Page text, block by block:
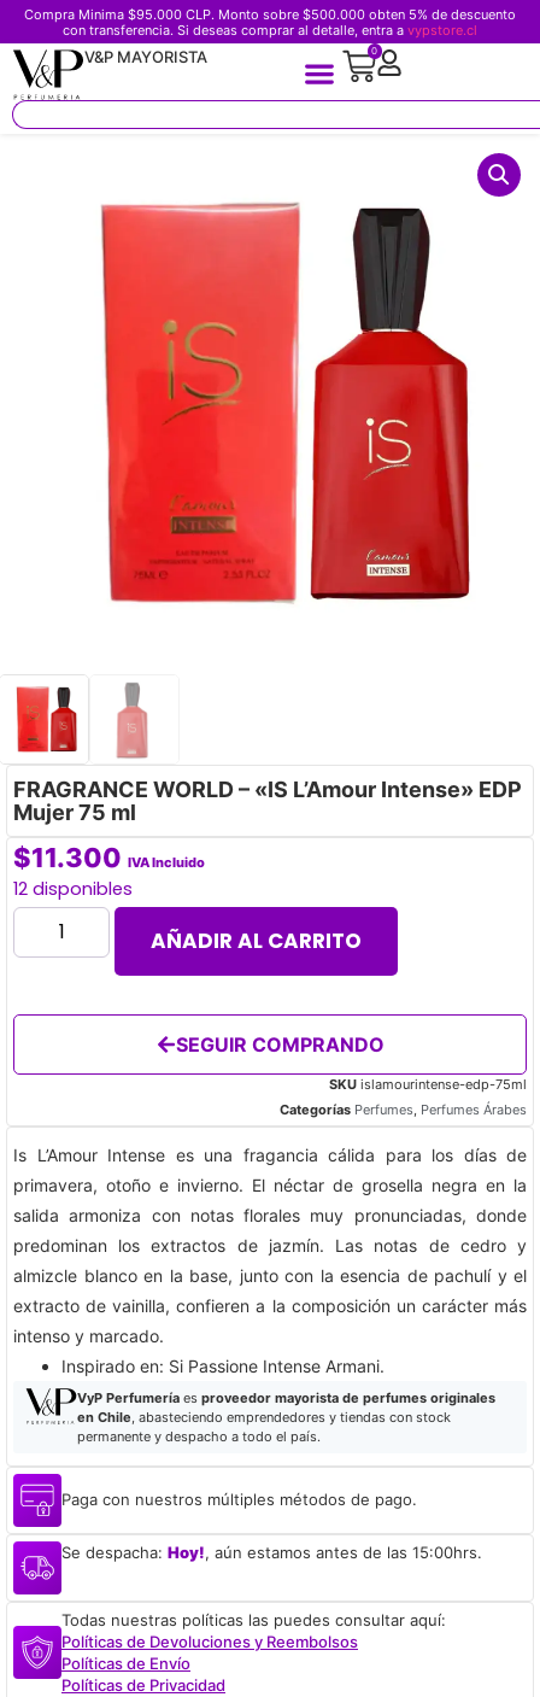
Compra Minima $95.000 CLP. Monto sobre $500.000 obten 5% de descuento
con transferencia. Si deseas comprar al detalle, entra a vypstore.cl
V&P MAYORISTA 0
FRAGRANCE WORLD – «IS L’Amour Intense» EDP
Mujer 75 ml
$11.300 IVA Incluido
12 disponibles
AÑADIR AL CARRITO
SEGUIR COMPRANDO
SKU islamourintense-edp-75ml
Categorías Perfumes, Perfumes Árabes
Is L’Amour Intense es una fragancia cálida para los días de
primavera, otoño e invierno. El néctar de grosella negra en la
salida armoniza con notas florales muy pronunciadas, donde
predominan los extractos de jazmín. Las notas de cedro y
almizcle blanco en la base, junto con la esencia de pachulí y el
extracto de vainilla, confieren a la composición un carácter más
intenso y marcado.
​Inspirado en: Si Passione Intense Armani.
VyP Perfumeríaes proveedor mayorista de perfumes originales
en Chile, abasteciendo emprendedores y tiendas con stock
permanente y despacho a todo el país.
Paga con nuestros múltiples métodos de pago.
Se despacha: Hoy!, aún estamos antes de las 15:00hrs.
Todas nuestras políticas las puedes consultar aquí:
Políticas de Devoluciones y Reembolsos
Políticas de Envío
Políticas de Privacidad